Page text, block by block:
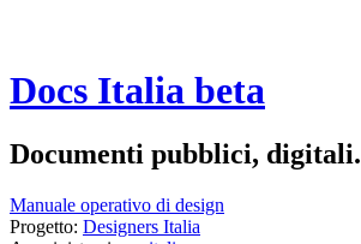
Docs Italia beta
Documenti pubblici, digitali.
Manuale operativo di design
Progetto: Designers Italia